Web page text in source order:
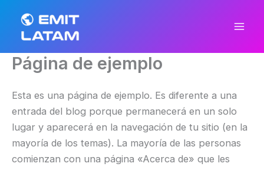
content
Página de ejemplo
Esta es una página de ejemplo. Es diferente a una
entrada del blog porque permanecerá en un solo
lugar y aparecerá en la navegación de tu sitio (en la
mayoría de los temas). La mayoría de las personas
comienzan con una página «Acerca de» que les